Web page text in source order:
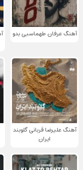
آهنگ عرفان طهماسبی بدو
آهنگ علیرضا قربانی گلوبند
ایران